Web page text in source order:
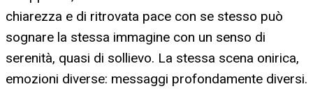
chiarezza e di ritrovata pace con se stesso può
sognare la stessa immagine con un senso di
serenità, quasi di sollievo. La stessa scena onirica,
emozioni diverse: messaggi profondamente diversi.